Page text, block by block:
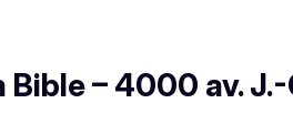
– 4000 av. J.-